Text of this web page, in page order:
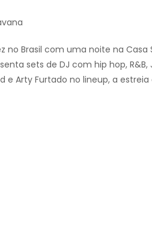
no Brasil com uma noite na Casa
sets de DJ com hip hop, R&B,
e Arty Furtado no lineup, a